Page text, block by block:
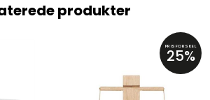
produkter
PRISFORSKEL
25%